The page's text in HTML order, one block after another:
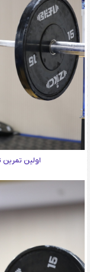
اولین